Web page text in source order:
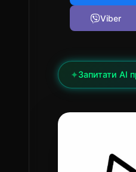
Viber
✦Запитати AI